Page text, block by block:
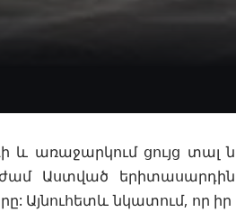
առաջարկում ցույց տալ
Աստված
Այնուհետև նկատում, որ